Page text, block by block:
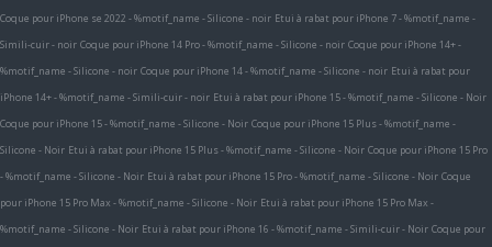
Coque pour iPhone se 2022 - %motif_name - Silicone - noir Etui à rabat pour iPhone 7 - %motif_name -
Simili-cuir - noir Coque pour iPhone 14 Pro - %motif_name - Silicone - noir Coque pour iPhone 14+ -
%motif_name - Silicone - noir Coque pour iPhone 14 - %motif_name - Silicone - noir Etui à rabat pour
iPhone 14+ - %motif_name - Simili-cuir - noir Etui à rabat pour iPhone 15 - %motif_name - Silicone - Noir
Coque pour iPhone 15 - %motif_name - Silicone - Noir Coque pour iPhone 15 Plus - %motif_name -
Silicone - Noir Etui à rabat pour iPhone 15 Plus - %motif_name - Silicone - Noir Coque pour iPhone 15 Pro
- %motif_name - Silicone - Noir Etui à rabat pour iPhone 15 Pro - %motif_name - Silicone - Noir Coque
pour iPhone 15 Pro Max - %motif_name - Silicone - Noir Etui à rabat pour iPhone 15 Pro Max -
%motif_name - Silicone - Noir Etui à rabat pour iPhone 16 - %motif_name - Simili-cuir - Noir Coque pour